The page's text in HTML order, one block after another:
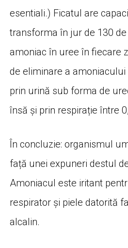
esentiali.) Ficatul are
transforma în jur de 130
amoniac în uree în fiecare
de eliminare a
prin urină sub forma de
însă și prin respirație între
În concluzie: organismul
față unei expuneri destul
Amoniacul este iritant
respirator și piele datorită
alcalin.